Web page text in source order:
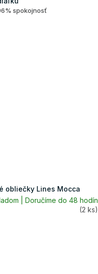
spokojnosť
obliečky Lines Mocca
| Doručíme do 48 hodín
(2 ks)